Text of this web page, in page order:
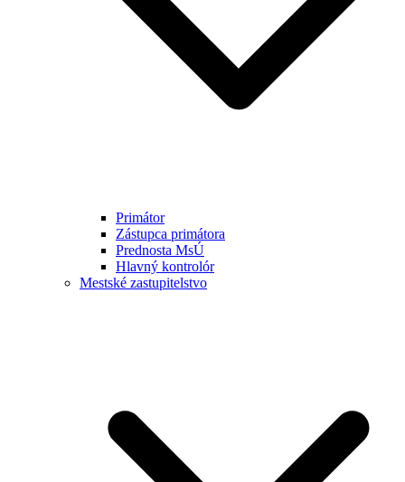
Primátor
Zástupca primátora
Prednosta MsÚ
Hlavný kontrolór
Mestské zastupitelstvo